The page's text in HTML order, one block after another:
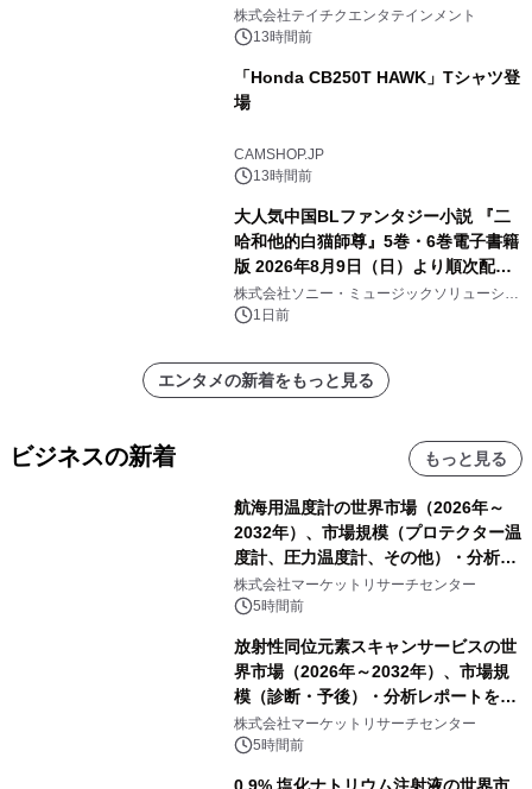
信リリース決定！
株式会社テイチクエンタテインメント
13時間前
「Honda CB250T HAWK」Tシャツ登
場
CAMSHOP.JP
13時間前
大人気中国BLファンタジー小説 『二
哈和他的白猫師尊』5巻・6巻電子書籍
版 2026年8月9日（日）より順次配信
開始
株式会社ソニー・ミュージックソリューショ
ンズ1日前
エンタメの新着をもっと見る
ビジネスの新着 もっと見る
航海用温度計の世界市場（2026年～
2032年）、市場規模（プロテクター温
度計、圧力温度計、その他）・分析レ
ポートを発表
株式会社マーケットリサーチセンター
5時間前
放射性同位元素スキャンサービスの世
界市場（2026年～2032年）、市場規
模（診断・予後）・分析レポートを発
表
株式会社マーケットリサーチセンター
5時間前
0.9% 塩化ナトリウム注射液の世界市